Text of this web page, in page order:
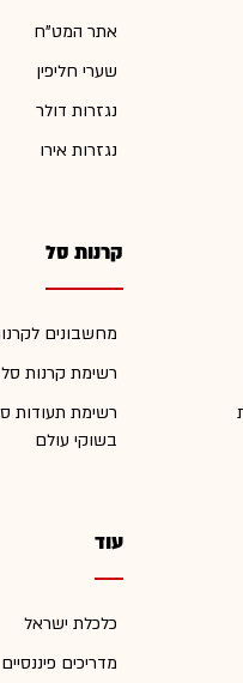
אתר המט"ח
שערי חליפין
נגזרות דולר
נגזרות אירו
קרנות סל
מחשבונים
רשימת קרנות
רשימת תעודות
בשוקי עולם
עוד
כלכלת ישראל
מדריכים פיננסיים